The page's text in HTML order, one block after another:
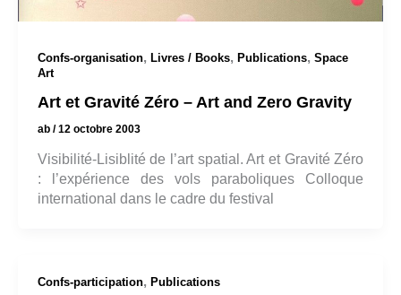
Confs-organisation, Livres / Books, Publications, Space
Art
Art et Gravité Zéro – Art and Zero Gravity
ab /12 octobre 2003
Visibilité-Lisiblité de l’art spatial. Art et Gravité Zéro
: l’expérience des vols paraboliques Colloque
international dans le cadre du festival
Confs-participation, Publications